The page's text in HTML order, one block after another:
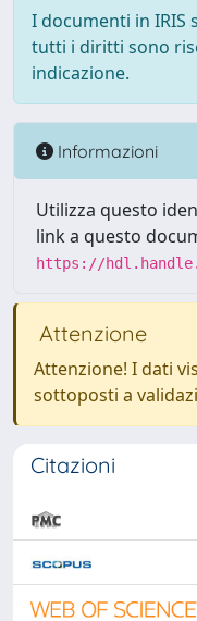
I documenti in
tutti i diritti sono
indicazione.
Informazioni
Utilizza questo
link a questo
https://
Attenzione
Attenzione! I dati
sottoposti a
Citazioni